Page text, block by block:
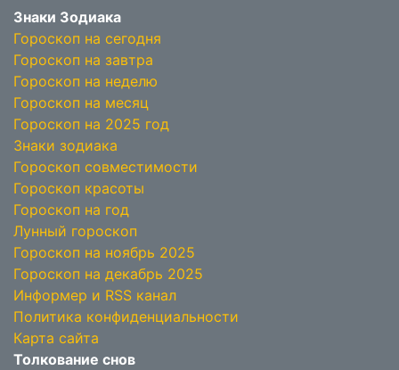
Знаки Зодиака
Гороскоп на сегодня
Гороскоп на завтра
Гороскоп на неделю
Гороскоп на месяц
Гороскоп на 2025 год
Знаки зодиака
Гороскоп совместимости
Гороскоп красоты
Гороскоп на год
Лунный гороскоп
Гороскоп на ноябрь 2025
Гороскоп на декабрь 2025
Информер и RSS канал
Политика конфиденциальности
Карта сайта
Толкование снов